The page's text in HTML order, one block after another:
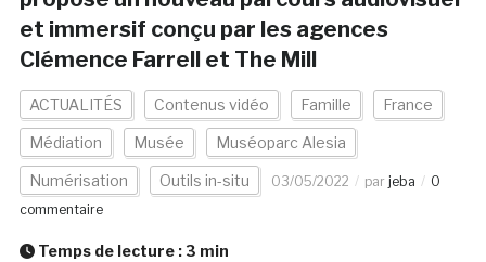
et immersif conçu par les agences
Clémence Farrell et The Mill
ACTUALITÉS Contenus vidéo Famille France
Médiation Musée Muséoparc Alesia
Numérisation Outils in-situ 03/05/2022 par jeba
0
commentaire
Temps de lecture : 3 min